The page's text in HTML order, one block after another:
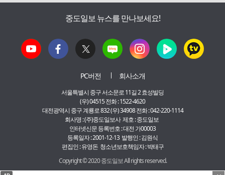
중도일보 뉴스를 만나보세요!
PC버전 회사소개
서울특별시 중구 서소문로 11길 2 효성빌딩
(우) 04515 전화 : 1522-4620
대전광역시 중구 계룡로 832 (우) 34908 전화 : 042-220-1114
회사명 : (주)중도일보사 제호 : 중도일보
인터넷신문 등록번호 : 대전 가00003
등록일자 : 2001-12-13 발행인 : 김원식
편집인 : 유영돈 청소년보호책임자 : 박태구
Copyright © 2020 중도일보 All rights reserved.